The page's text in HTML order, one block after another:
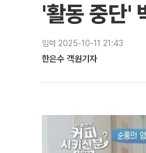
'활동 중단'
입력 2025-10-11 21:43
한은수 객원기자